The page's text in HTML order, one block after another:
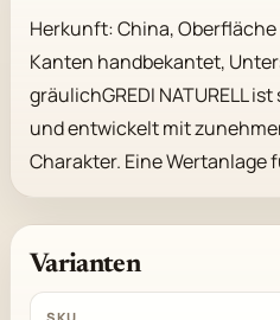
Herkunft: China,
Kanten handbekantet,
gräulichGREDI NATURELL
und entwickelt mit
Charakter. Eine Wertanlage
Varianten